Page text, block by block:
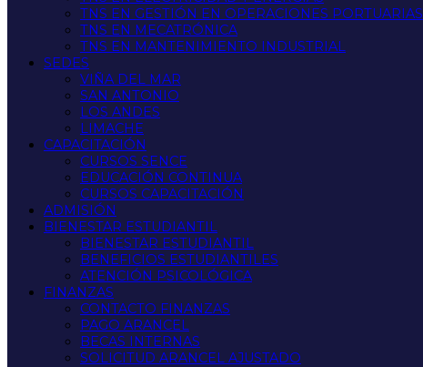
TNS EN GESTIÓN EN OPERACIONES PORTUARIAS
TNS EN MECATRÓNICA
TNS EN MANTENIMIENTO INDUSTRIAL
SEDES
VIÑA DEL MAR
SAN ANTONIO
LOS ANDES
LIMACHE
CAPACITACIÓN
CURSOS SENCE
EDUCACIÓN CONTINUA
CURSOS CAPACITACIÓN
ADMISIÓN
BIENESTAR ESTUDIANTIL
BIENESTAR ESTUDIANTIL
BENEFICIOS ESTUDIANTILES
ATENCIÓN PSICOLÓGICA
FINANZAS
CONTACTO FINANZAS
PAGO ARANCEL
BECAS INTERNAS
SOLICITUD ARANCEL AJUSTADO